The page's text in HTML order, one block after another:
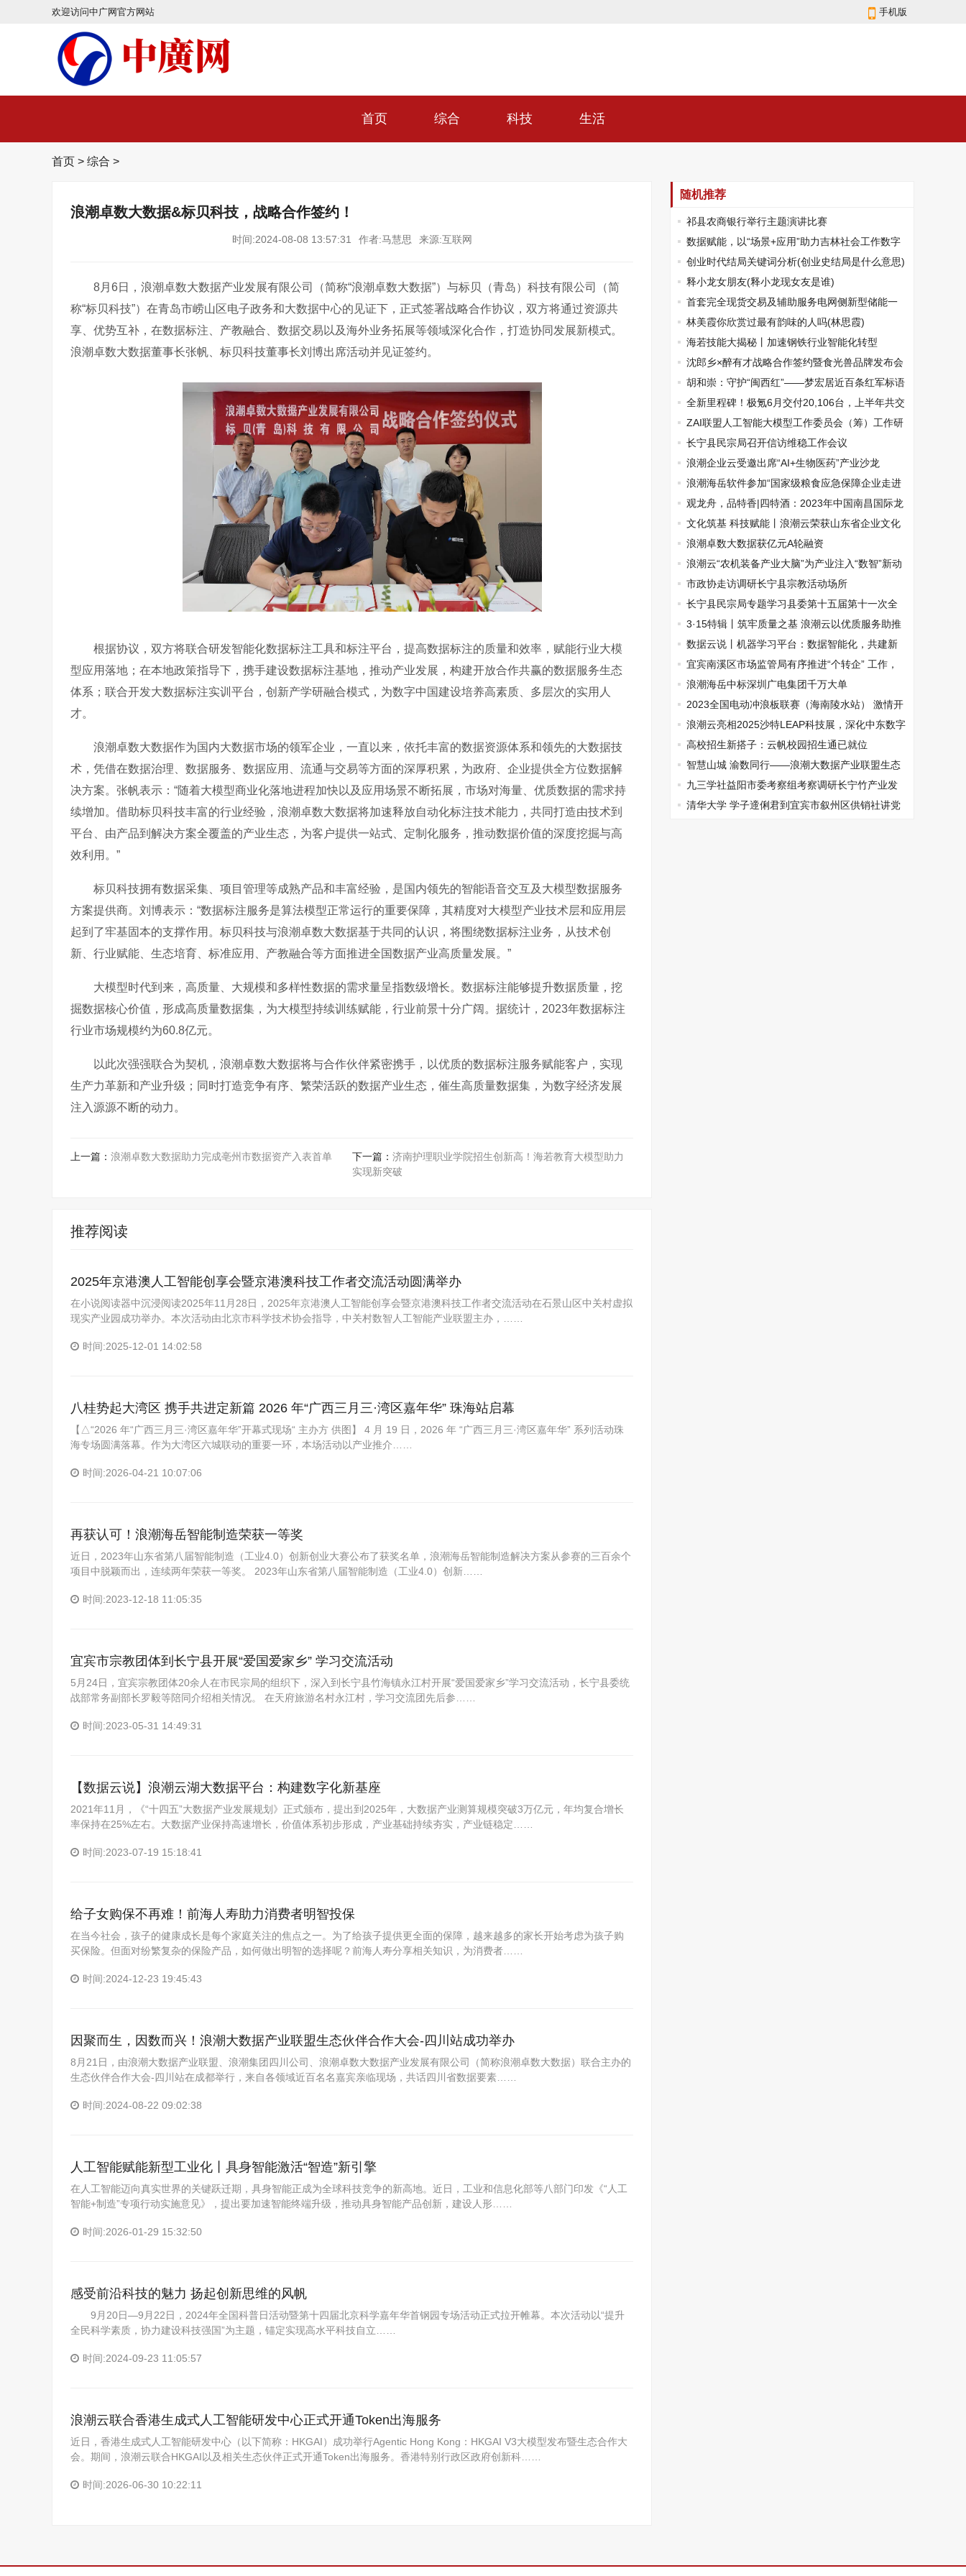
欢迎访问中广网官方网站 手机版
首页 综合 科技 生活
首页 > 综合 >
浪潮卓数大数据&标贝科技，战略合作签约！
时间:2024-08-08 13:57:31 作者:马慧思 来源:互联网
8月6日，浪潮卓数大数据产业发展有限公司（简称“浪潮卓数大数据”）与标贝（青岛）科技有限公司（简
称“标贝科技”）在青岛市崂山区电子政务和大数据中心的见证下，正式签署战略合作协议，双方将通过资源共
享、优势互补，在数据标注、产教融合、数据交易以及海外业务拓展等领域深化合作，打造协同发展新模式。
浪潮卓数大数据董事长张帆、标贝科技董事长刘博出席活动并见证签约。
根据协议，双方将联合研发智能化数据标注工具和标注平台，提高数据标注的质量和效率，赋能行业大模
型应用落地；在本地政策指导下，携手建设数据标注基地，推动产业发展，构建开放合作共赢的数据服务生态
体系；联合开发大数据标注实训平台，创新产学研融合模式，为数字中国建设培养高素质、多层次的实用人
才。
浪潮卓数大数据作为国内大数据市场的领军企业，一直以来，依托丰富的数据资源体系和领先的大数据技
术，凭借在数据治理、数据服务、数据应用、流通与交易等方面的深厚积累，为政府、企业提供全方位数据解
决方案。张帆表示： “随着大模型商业化落地进程加快以及应用场景不断拓展，市场对海量、优质数据的需求持
续增加。借助标贝科技丰富的行业经验，浪潮卓数大数据将加速释放自动化标注技术能力，共同打造由技术到
平台、由产品到解决方案全覆盖的产业生态，为客户提供一站式、定制化服务，推动数据价值的深度挖掘与高
效利用。”
标贝科技拥有数据采集、项目管理等成熟产品和丰富经验，是国内领先的智能语音交互及大模型数据服务
方案提供商。刘博表示： “数据标注服务是算法模型正常运行的重要保障，其精度对大模型产业技术层和应用层
起到了牢基固本的支撑作用。标贝科技与浪潮卓数大数据基于共同的认识，将围绕数据标注业务，从技术创
新、行业赋能、生态培育、标准应用、产教融合等方面推进全国数据产业高质量发展。”
大模型时代到来，高质量、大规模和多样性数据的需求量呈指数级增长。数据标注能够提升数据质量，挖
掘数据核心价值，形成高质量数据集，为大模型持续训练赋能，行业前景十分广阔。据统计， 2023年数据标注
行业市场规模约为60.8亿元。
以此次强强联合为契机，浪潮卓数大数据将与合作伙伴紧密携手，以优质的数据标注服务赋能客户，实现
生产力革新和产业升级；同时打造竞争有序、繁荣活跃的数据产业生态，催生高质量数据集，为数字经济发展
注入源源不断的动力。
上一篇： 浪潮卓数大数据助力完成亳州市数据资产入表首单 下一篇： 济南护理职业学院招生创新高！海若教育大模型助力
实现新突破
推荐阅读
2025年京港澳人工智能创享会暨京港澳科技工作者交流活动圆满举办
在小说阅读器中沉浸阅读2025年11月28日，2025年京港澳人工智能创享会暨京港澳科技工作者交流活动在石景山区中关村虚拟
现实产业园成功举办。本次活动由北京市科学技术协会指导，中关村数智人工智能产业联盟主办，……
时间:2025-12-01 14:02:58
八桂势起大湾区 携手共进定新篇 2026 年“广西三月三·湾区嘉年华” 珠海站启幕
【△“2026 年“广西三月三·湾区嘉年华”开幕式现场“ 主办方 供图】 4 月 19 日，2026 年 “广西三月三·湾区嘉年华” 系列活动珠
海专场圆满落幕。作为大湾区六城联动的重要一环，本场活动以产业推介……
时间:2026-04-21 10:07:06
再获认可！浪潮海岳智能制造荣获一等奖
近日，2023年山东省第八届智能制造（工业4.0）创新创业大赛公布了获奖名单，浪潮海岳智能制造解决方案从参赛的三百余个
项目中脱颖而出，连续两年荣获一等奖。 2023年山东省第八届智能制造（工业4.0）创新……
时间:2023-12-18 11:05:35
宜宾市宗教团体到长宁县开展“爱国爱家乡” 学习交流活动
5月24日，宜宾宗教团体20余人在市民宗局的组织下，深入到长宁县竹海镇永江村开展“爱国爱家乡”学习交流活动，长宁县委统
战部常务副部长罗毅等陪同介绍相关情况。 在天府旅游名村永江村，学习交流团先后参……
时间:2023-05-31 14:49:31
【数据云说】浪潮云湖大数据平台：构建数字化新基座
2021年11月，《“十四五”大数据产业发展规划》正式颁布，提出到2025年，大数据产业测算规模突破3万亿元，年均复合增长
率保持在25%左右。大数据产业保持高速增长，价值体系初步形成，产业基础持续夯实，产业链稳定……
时间:2023-07-19 15:18:41
给子女购保不再难！前海人寿助力消费者明智投保
在当今社会，孩子的健康成长是每个家庭关注的焦点之一。为了给孩子提供更全面的保障，越来越多的家长开始考虑为孩子购
买保险。但面对纷繁复杂的保险产品，如何做出明智的选择呢？前海人寿分享相关知识，为消费者……
时间:2024-12-23 19:45:43
因聚而生，因数而兴！浪潮大数据产业联盟生态伙伴合作大会-四川站成功举办
8月21日，由浪潮大数据产业联盟、浪潮集团四川公司、浪潮卓数大数据产业发展有限公司（简称浪潮卓数大数据）联合主办的
生态伙伴合作大会-四川站在成都举行，来自各领域近百名名嘉宾亲临现场，共话四川省数据要素……
时间:2024-08-22 09:02:38
人工智能赋能新型工业化丨具身智能激活“智造”新引擎
在人工智能迈向真实世界的关键跃迁期，具身智能正成为全球科技竞争的新高地。近日，工业和信息化部等八部门印发《“人工
智能+制造”专项行动实施意见》，提出要加速智能终端升级，推动具身智能产品创新，建设人形……
时间:2026-01-29 15:32:50
感受前沿科技的魅力 扬起创新思维的风帆
9月20日—9月22日，2024年全国科普日活动暨第十四届北京科学嘉年华首钢园专场活动正式拉开帷幕。本次活动以“提升
全民科学素质，协力建设科技强国”为主题，锚定实现高水平科技自立……
时间:2024-09-23 11:05:57
浪潮云联合香港生成式人工智能研发中心正式开通Token出海服务
近日，香港生成式人工智能研发中心（以下简称：HKGAI）成功举行Agentic Hong Kong：HKGAI V3大模型发布暨生态合作大
会。期间，浪潮云联合HKGAI以及相关生态伙伴正式开通Token出海服务。香港特别行政区政府创新科……
时间:2026-06-30 10:22:11
随机推荐
祁县农商银行举行主题演讲比赛
数据赋能，以“场景+应用”助力吉林社会工作数字
化转型
创业时代结局关键词分析(创业史结局是什么意思)
释小龙女朋友(释小龙现女友是谁)
首套完全现货交易及辅助服务电网侧新型储能一
期工程落成
林美霞你欣赏过最有韵味的人吗(林思霞)
海若技能大揭秘丨加速钢铁行业智能化转型
沈郎乡×醉有才战略合作签约暨食光兽品牌发布会
成功举办
胡和崇：守护“闽西红”——梦宏居近百条红军标语
全新里程碑！极氪6月交付20,106台，上半年共交
付87,870台，同比增长106%
​ZAI联盟人工智能大模型工作委员会（筹）工作研
讨会在京召开
长宁县民宗局召开信访维稳工作会议
浪潮企业云受邀出席“AI+生物医药”产业沙龙
浪潮海岳软件参加“国家级粮食应急保障企业走进
湖北”系列活动
观龙舟，品特香|四特酒：2023年中国南昌国际龙
舟赛官方指定用酒
文化筑基 科技赋能丨浪潮云荣获山东省企业文化
建设优秀成果奖
浪潮卓数大数据获亿元A轮融资
浪潮云“农机装备产业大脑”为产业注入“数智”新动
能市政协走访调研长宁县宗教活动场所
长宁县民宗局专题学习县委第十五届第十一次全
体 会议精神
3·15特辑丨筑牢质量之基 浪潮云以优质服务助推
质量强企
数据云说丨机器学习平台：数据智能化，共建新
生态宜宾南溪区市场监管局有序推进“个转企” 工作，
实现开门红
浪潮海岳中标深圳广电集团千万大单
2023全国电动冲浪板联赛（海南陵水站） 激情开
赛浪潮云亮相2025沙特LEAP科技展，深化中东数字
化合作新篇章
高校招生新搭子：云帆校园招生通已就位
智慧山城 渝数同行——浪潮大数据产业联盟生态
伙伴合作大会重庆站成功举办
九三学社益阳市委考察组考察调研长宁竹产业发
展清华大学 学子遆俐君到宜宾市叙州区供销社讲党